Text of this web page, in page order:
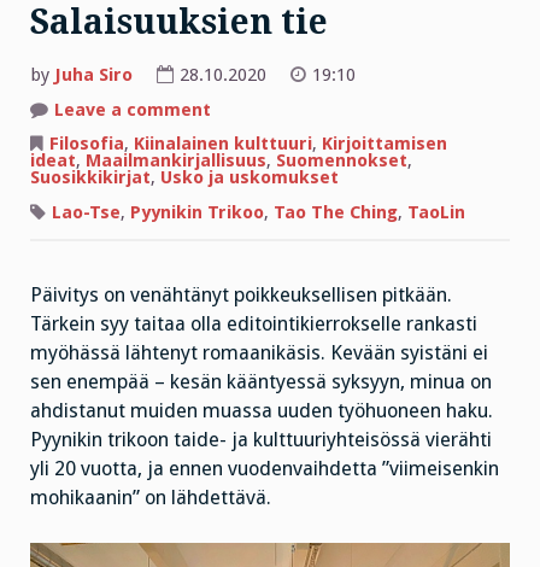
Salaisuuksien tie
by Juha Siro 28.10.2020
19:10
Leave a comment
ahdistus
ja
Salaisuuksien
tie
Filosofia, Kiinalainen kulttuuri, Kirjoittamisen
ideat, Maailmankirjallisuus, Suomennokset,
Suosikkikirjat, Usko ja uskomukset
Lao-Tse, Pyynikin Trikoo, Tao The Ching, TaoLin
Päivitys on venähtänyt poikkeuksellisen pitkään.
Tärkein syy taitaa olla editointikierrokselle rankasti
myöhässä lähtenyt romaanikäsis. Kevään syistäni ei
sen enempää – kesän kääntyessä syksyyn, minua on
ahdistanut muiden muassa uuden työhuoneen haku.
Pyynikin trikoon taide- ja kulttuuriyhteisössä vierähti
yli 20 vuotta, ja ennen vuodenvaihdetta ”viimeisenkin
mohikaanin” on lähdettävä.